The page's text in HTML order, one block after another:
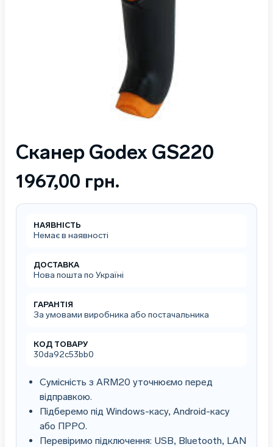
Сканер Godex GS220
1967,00 грн.
НАЯВНІСТЬ
Немає в наявності
ДОСТАВКА
Нова пошта по Україні
ГАРАНТІЯ
За умовами виробника або постачальника
КОД ТОВАРУ
30da92c53bb0
Сумісність з ARM20 уточнюємо перед
відправкою.
Підберемо під Windows-касу, Android-касу
або ПРРО.
Перевіримо підключення: USB, Bluetooth, LAN